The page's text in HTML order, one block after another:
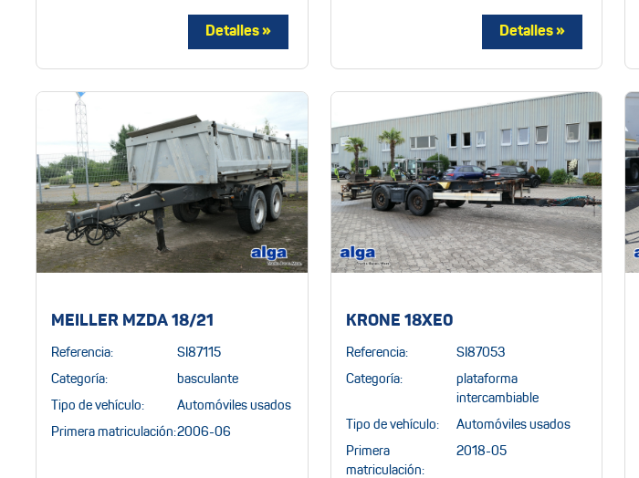
MEILLER MZDA 18/21
Referencia: SI87115
Categoría: basculante
Tipo de vehículo: Automóviles usados
Primera matriculación:2006-06
KRONE 18XE0
Referencia: SI87053
Categoría:
plataforma
intercambiable
Tipo de vehículo: Automóviles usados
Primera
matriculación:
2018-05